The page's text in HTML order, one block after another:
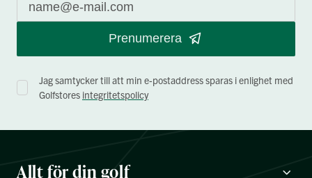
Prenumerera
Jag samtycker till att min e-postaddress sparas i enlighet med
Golfstores integritetspolicy
Allt för din golf